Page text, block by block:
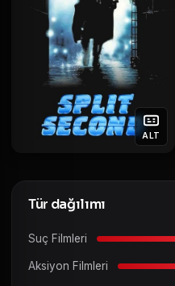
ALT
Tür dağılımı
Suç Filmleri
Aksiyon Filmleri